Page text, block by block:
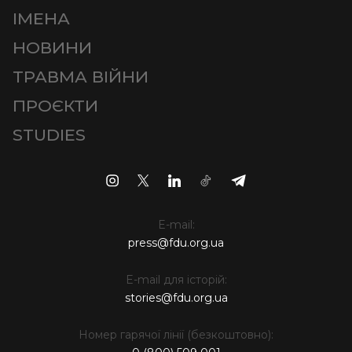
ІМЕНА
НОВИНИ
ТРАВМА ВІЙНИ
ПРОЄКТИ
STUDIES
E-mail:
press@fdu.org.ua
E-mail для історій:
stories@fdu.org.ua
Номер гарячої лінії (безкоштовно):